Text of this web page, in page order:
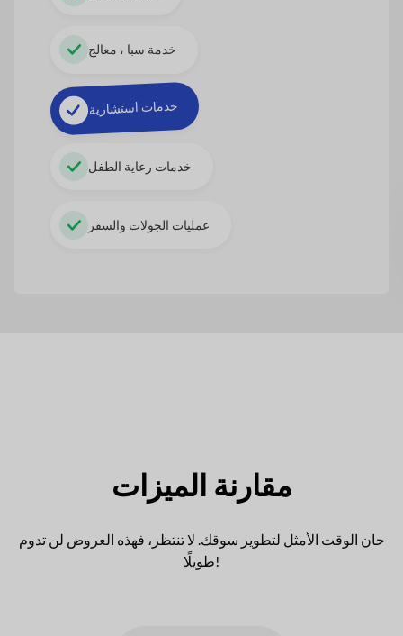
خدمة سبا ، معالج
خدمات استشارية
خدمات رعاية الطفل
عمليات الجولات والسفر
مقارنة الميزات
حان الوقت الأمثل لتطوير سوقك. لا تنتظر، فهذه العروض لن تدوم
طويلًا!